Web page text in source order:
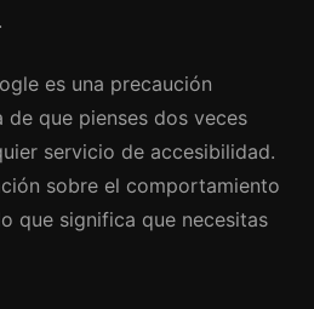
es una precaución
de que pienses dos veces
servicio de accesibilidad.
sobre el comportamiento
que significa que necesitas